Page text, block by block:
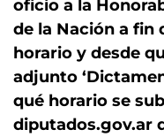
oficio a la
de la Nación a fin
horario y desde
adjunto
qué horario se
diputados.gov.ar